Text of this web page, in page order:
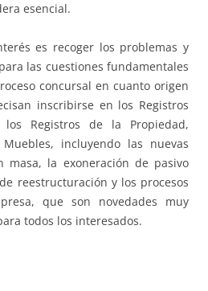
esencial.
es recoger los problemas y
las cuestiones fundamentales
concursal en cuanto origen
inscribirse en los Registros
Registros de la Propiedad,
incluyendo las nuevas
masa, la exoneración de pasivo
reestructuración y los procesos
que son novedades muy
todos los interesados.